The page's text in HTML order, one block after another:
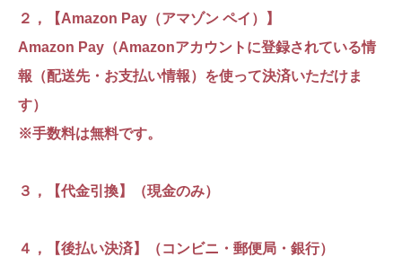
２，【Amazon Pay（アマゾン ペイ）】
Amazon Pay（Amazonアカウントに登録されている情
報（配送先・お支払い情報）を使って決済いただけま
す）
※手数料は無料です。
３，【代金引換】（現金のみ）
４，【後払い決済】（コンビニ・郵便局・銀行）